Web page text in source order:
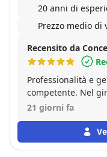
20 anni di
Prezzo medio di
Recensito da
Professionalità e
competente. Nel
venduto casa.
21 giorni fa